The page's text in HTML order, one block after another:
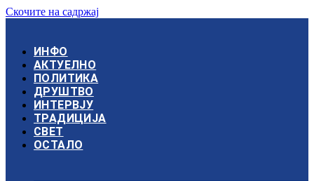
Скочите на садржај
ИНФО
АКТУЕЛНО
ПОЛИТИКА
ДРУШТВО
ИНТЕРВЈУ
ТРАДИЦИЈА
СВЕТ
ОСТАЛО